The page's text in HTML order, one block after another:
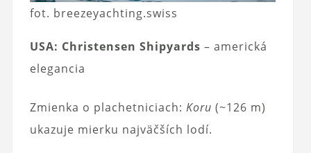
fot. breezeyachting.swiss
USA: Christensen Shipyards – americká
elegancia
Zmienka o plachetniciach: Koru (~126 m)
ukazuje mierku najväčších lodí.